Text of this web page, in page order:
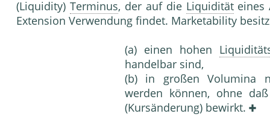
(Liquidity) Terminus, der auf die Liquiditäteines
Extension Verwendung findet. Marketability
(a) einen hohen
handelbar sind,
(b) in großen Volumina
werden können, ohne
(Kursänderung) bewirkt.